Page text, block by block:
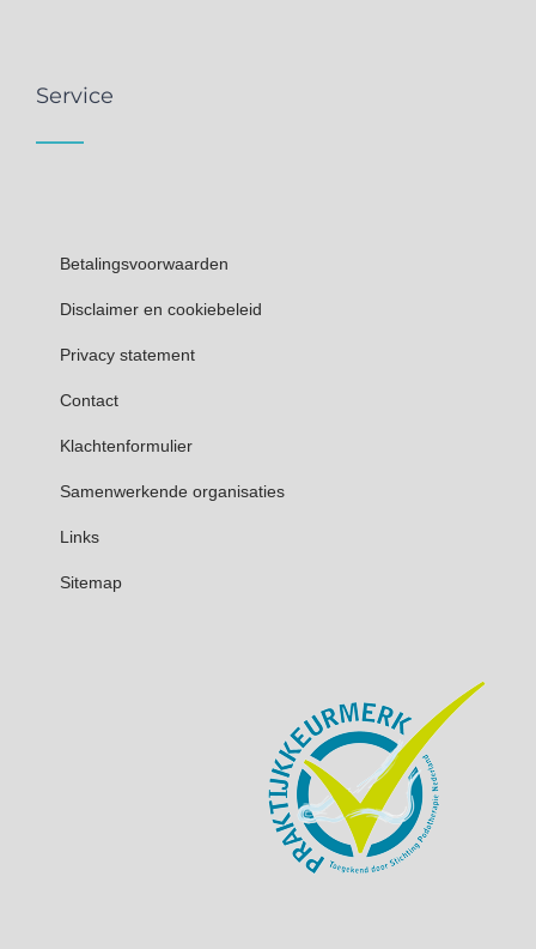
Service
Betalingsvoorwaarden
Disclaimer en cookiebeleid
Privacy statement
Contact
Klachtenformulier
Samenwerkende organisaties
Links
Sitemap